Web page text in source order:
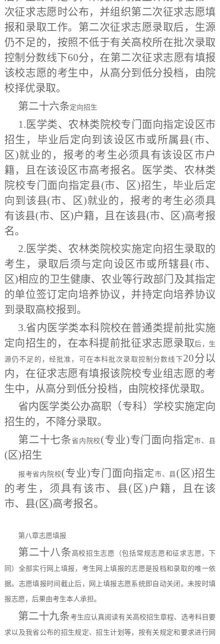
次征求志愿时公布，并组织第二次征求志愿填
报和录取工作。第二次征求志愿录取后，生源
仍不足的，按照不低于有关高校所在批次录取
控制分数线下60分， 在第二次征求志愿有填报
该校志愿的考生中，从高分到低分投档，由 院
校择优录取。
第二十六条定向招生
1.医学类、农林类院校专门面向指定设区市
招生，毕业后定向到该设区市或所属县(市、
区)就业的，报考的考生必须具有该设区市户
籍，且在该设区市高考报名。医学类、农林类
院校专门面向指定县(市、区)招生，毕业后定
向到该县(市、区)就业的，报考的考生必须具
有该县(市、区)户籍，且在该县(市、区)高考报
名。
2.医学类、农林类院校实施定向招生录取的
考生，录取后须与定向设区市或所辖县(市、
区)相应的卫生健康、农业等行政部门及其指定
的单位签订定向培养协议，并持定向培养协议
到录取高校报到。
3.省内医学类本科院校在普通类提前批实施
定向招生的，在本科提前批征求志愿录取后，生
源仍不足的，经批准，可在本科批次录取控制分数线下20分以
内，在征求志愿有填报该院校专业组志愿的考
生中，从高分到低分投档，由 院校择优录取。
省内医学类公办高职（专科）学校实施定向
招生的，不降分录取。
第二十七条省内院校(专业)专门面向指定市、县
(区)招生
报考省内院校(专业)专门面向指定市、县(区)招生
的考生，须具有该市、县(区)户籍，且在该
市、县(区)高考报名。
第八章志愿填报
第二十八条 高校招生志愿（包括常规志愿和征求志愿，下
同）全部实行网上填报，考生网上填报的志愿是投档和录取的唯一依
据。志愿填报时间截止后，网上填报志愿系统即自动关闭。未按时填
报志愿，后果由考生本人承担。
第二十九条考生应认真阅读有关高校招生章程、选考科目要
求以及我省公布的招生规定、招生计划等，按有关规定和要求进行网